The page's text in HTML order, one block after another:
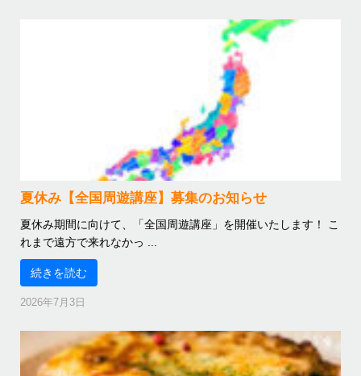
夏休み【全国周遊講座】募集のお知らせ
夏休み期間に向けて、「全国周遊講座」を開催いたします！ こ
れまで遠方で来れなかっ ...
続きを読む
2026年7月3日